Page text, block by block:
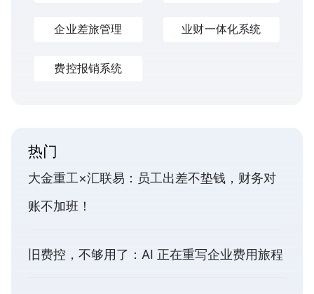
企业差旅管理 业财一体化系统
费控报销系统
热门
大金重工×汇联易：员工出差不垫钱，财务对
账不加班！
旧费控，不够用了：AI 正在重写企业费用旅程